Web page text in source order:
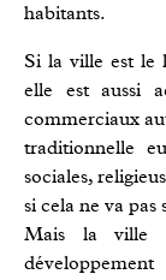
habitants.
Si la ville est le
elle est aussi
commerciaux
traditionnelle
sociales,
si cela ne va pas
Mais la ville